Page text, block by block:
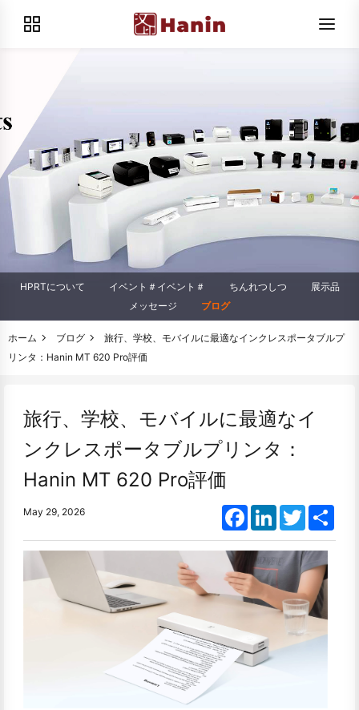
HPRTについて イベント＃イベント＃ ちんれつしつ
展示品
メッセージ
ブログ
ホーム ブログ
旅行、学校、モバイルに最適なインクレスポータブルプ
リンタ：Hanin MT 620 Pro評価
旅行、学校、モバイルに最適なイ
ンクレスポータブルプリンタ：
Hanin MT 620 Pro評価
May 29, 2026 FacebookLinkedInTwitter